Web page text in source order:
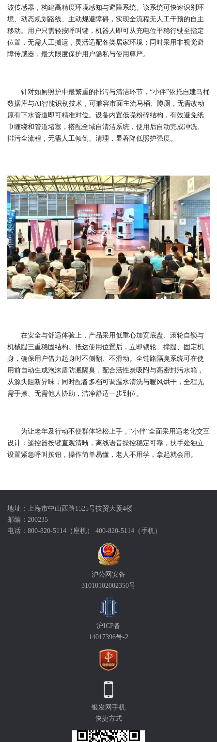
波传感器，构建高精度环境感知与避障系统。该系统可快速识别环
境、动态规划路线、主动规避障碍，实现全流程无人工干预的自主
移动。用户只需轻按呼叫键，机器人即可从充电位平稳行驶至指定
位置，无需人工搬运，灵活适配各类居家环境；同时采用非视觉避
障传感器，最大限度保护用户隐私与使用尊严。
针对如厕照护中最繁重的排污与清洁环节，“小伴”依托自建马桶
数据库与AI智能识别技术，可兼容市面主流马桶、蹲厕，无需改动
原有下水管道即可精准对位。设备内置低噪粉碎结构，有效避免纸
巾缠绕和管道堵塞，搭配全域自清洁系统，使用后自动完成冲洗、
排污全流程，无需人工倾倒、清理，显著降低照护强度。
在安全与舒适体验上，产品采用低重心加宽底盘、滚轮自锁与
机械腿三重稳固结构。抵达使用位置后，立即锁轮、撑腿、固定机
身，确保用户借力起身时不侧翻、不滑动。全链路隔臭系统可在使
用前自动生成泡沫盾防溅隔臭，配合活性炭吸附与高密封污水箱，
从源头阻断异味；同时配备多档可调温水清洗与暖风烘干，全程无
需手擦、无需他人协助，洁净舒适一步到位。
为让老年及行动不便群体轻松上手，“小伴”全面采用适老化交互
设计：遥控器按键直观清晰，离线语音操控稳定可靠，扶手处独立
设置紧急呼叫按钮，操作简单易懂，老人不用学，拿起就会用。
地址：上海市中山西路1525号技贸大厦4楼
邮编：200235
电话：800-820-5114（座机） 400-820-5114（手机）
沪公网安备
31010102002350号
沪ICP备
14017396号-2
银发网手机
快捷方式